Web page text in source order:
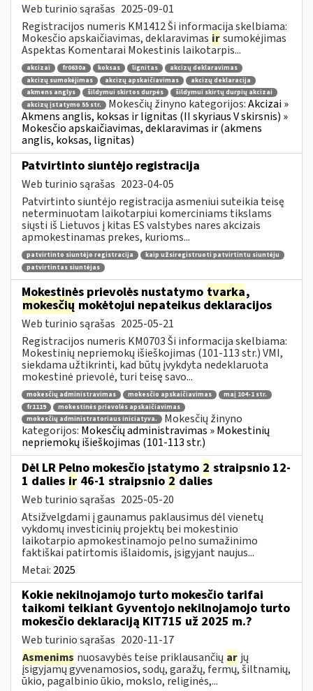
Web turinio sąrašas 2025-09-01
Registracijos numeris KM1412 Ši informacija skelbiama:
Mokesčio apskaičiavimas, deklaravimas irsumokėjimas
Aspektas Komentarai Mokestinis laikotarpis...
akcizai fr0630a koksas lignitas
akcizų deklaravimas
akcizų sumokėjimas
akcizų apskaičiavimas
akcizų deklaracija
akmens anglys
šildymui skirtos durpės
šildymui skirtų durpių akcizai
akcizų įstatymo 55 str.
Mokesčių žinyno kategorijos:Akcizai »
Akmens anglis, koksas ir lignitas (II skyriaus V skirsnis) »
Mokesčio apskaičiavimas, deklaravimas ir (akmens
anglis, koksas, lignitas)
Patvirtinto siuntėjo registracija
Web turinio sąrašas 2023-04-05
Patvirtinto siuntėjo registracija asmeniui suteikia teisę
neterminuotam laikotarpiui komerciniams tikslams
siųsti iš Lietuvos į kitas ES valstybes nares akcizais
apmokestinamas prekes, kurioms...
patvirtinto siuntėjo registracija
kaip užsiregistruoti patvirtintu siuntėju
patvirtintas siuntėjas
Mokestinės prievolės nustatymo tvarka,
mokesčių mokėtojui nepateikus deklaracijos
Web turinio sąrašas 2025-05-21
Registracijos numeris KM0703 Ši informacija skelbiama:
Mokestinių nepriemokų išieškojimas (101-113 str.) VMI,
siekdama užtikrinti, kad būtų įvykdyta nedeklaruota
mokestinė prievolė, turi teisę savo...
mokesčių administravimas mokesčio apskaičiavimas
maį 104-1 str.
fr1119
mokestinės prievolės apskaičiavimas
mokesčių administratoriaus iniciatyva.
Mokesčių žinyno
kategorijos: Mokesčių administravimas » Mokestinių
nepriemokų išieškojimas (101-113 str.)
Dėl LR Pelno mokesčio įstatymo 2 straipsnio 12-
1 dalies ir 46-1 straipsnio 2 dalies
Web turinio sąrašas 2025-05-20
Atsižvelgdami į gaunamus paklausimus dėl vienetų
vykdomų investicinių projektų bei mokestinio
laikotarpio apmokestinamojo pelno sumažinimo
faktiškai patirtomis išlaidomis, įsigyjant naujus...
Metai: 2025
Kokie nekilnojamojo turto mokesčio tarifai
taikomi teikiant Gyventojo nekilnojamojo turto
mokesčio deklaraciją KIT715 už 2025 m.?
Web turinio sąrašas 2020-11-17
Asmenims nuosavybės teise priklausančių ar jų
įsigyjamų gyvenamosios, sodų, garažų, fermų, šiltnamių,
ūkio, pagalbinio ūkio, mokslo, religinės,...